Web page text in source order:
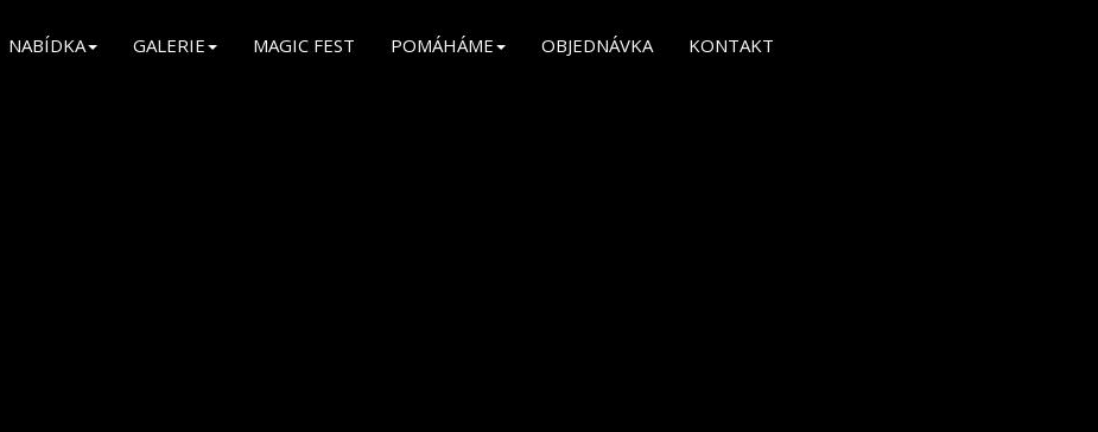
NABÍDKA GALERIE MAGIC FEST POMÁHÁME OBJEDNÁVKA KONTAKT